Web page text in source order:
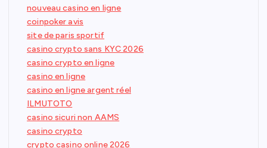
nouveau casino en ligne
coinpoker avis
site de paris sportif
casino crypto sans KYC 2026
casino crypto en ligne
casino en ligne
casino en ligne argent réel
ILMUTOTO
casino sicuri non AAMS
casino crypto
crypto casino online 2026